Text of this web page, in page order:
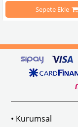
sürüş esnasında
Ghia Modelleri İle
VWC Parça No: 4-4126
Sepete Ekle
• Kurumsal